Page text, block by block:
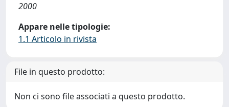
2000
Appare nelle tipologie:
1.1 Articolo in rivista
File in questo prodotto:
Non ci sono file associati a questo prodotto.